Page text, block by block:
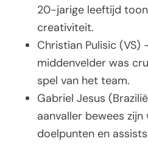
20-jarige leeftijd
creativiteit.
Christian Pulisic (VS)
middenvelder was
spel van het team.
Gabriel Jesus
aanvaller bewees
doelpunten en